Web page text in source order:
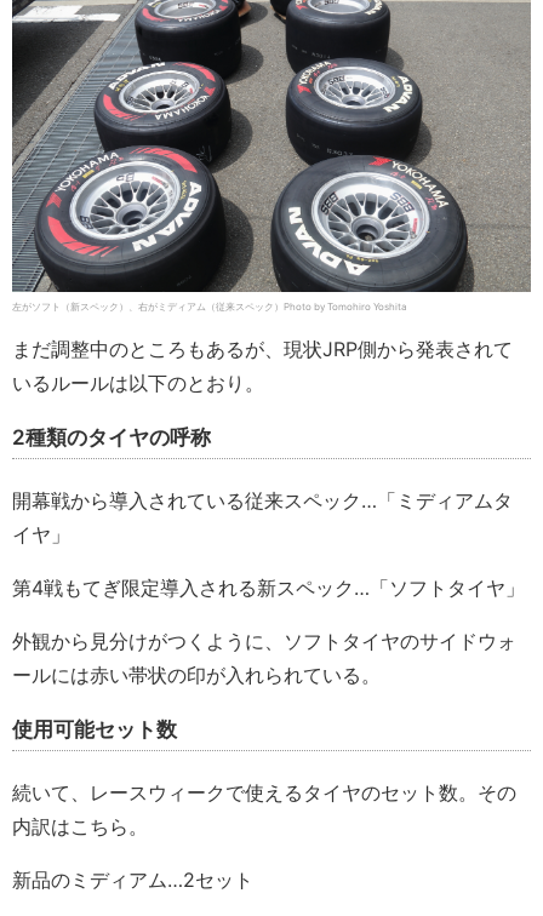
左がソフト（新スペック）、右がミディアム（従来スペック）Photo by Tomohiro Yoshita
まだ調整中のところもあるが、現状JRP側から発表されて
いるルールは以下のとおり。
2種類のタイヤの呼称
開幕戦から導入されている従来スペック…「ミディアムタ
イヤ」
第4戦もてぎ限定導入される新スペック…「ソフトタイヤ」
外観から見分けがつくように、ソフトタイヤのサイドウォ
ールには赤い帯状の印が入れられている。
使用可能セット数
続いて、レースウィークで使えるタイヤのセット数。その
内訳はこちら。
新品のミディアム…2セット